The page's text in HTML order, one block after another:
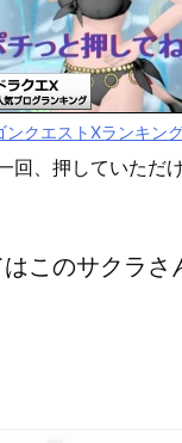
ンクエストXランキン
回、押していただ
このサクラさ